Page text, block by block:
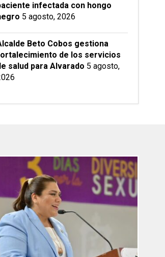
infectada con hongo
5 agosto, 2026
Beto Cobos gestiona
de los servicios
salud para Alvarado 5 agosto,